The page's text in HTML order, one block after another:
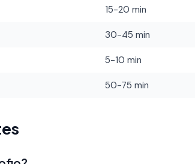
15-20 min
30-45 min
5-10 min
50-75 min